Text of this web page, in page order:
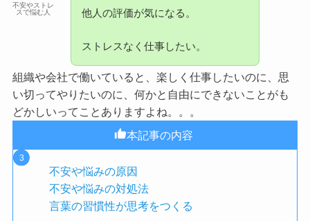
不安やストレ
スで悩む人
他人の評価が気になる。
ストレスなく仕事したい。
組織や会社で働いていると、楽しく仕事したいのに、思
い切ってやりたいのに、何かと自由にできないことがも
どかしいってことありますよね。。。
本記事の内容
不安や悩みの原因
不安や悩みの対処法
言葉の習慣性が思考をつくる